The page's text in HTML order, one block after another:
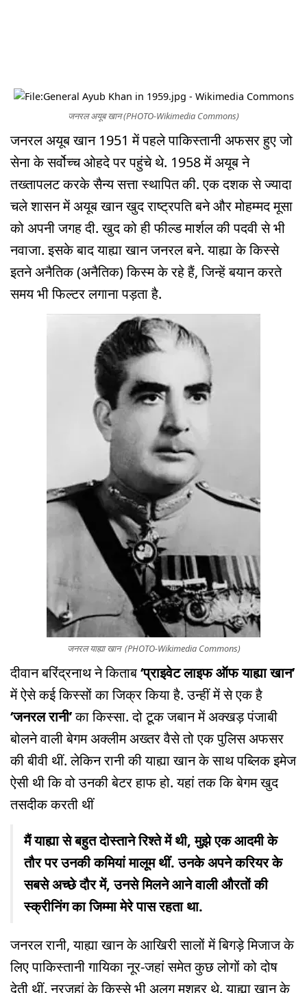
जनरल अयूब खान (PHOTO-Wikimedia Commons)
जनरल अयूब खान 1951 में पहले पाकिस्तानी अफसर हुए जो
सेना के सर्वोच्च ओहदे पर पहुंचे थे. 1958 में अयूब ने
तख्तापलट करके सैन्य सत्ता स्थापित की. एक दशक से ज्यादा
चले शासन में अयूब खान खुद राष्ट्रपति बने और मोहम्मद मूसा
को अपनी जगह दी. खुद को ही फील्ड मार्शल की पदवी से भी
नवाजा. इसके बाद याह्या खान जनरल बने. याह्या के किस्से
इतने अनैतिक (अनैतिक) किस्म के रहे हैं, जिन्हें बयान करते
समय भी फिल्टर लगाना पड़ता है.
जनरल याह्या खान (PHOTO-Wikimedia Commons)
दीवान बरिंद्रनाथ ने किताब‘प्राइवेट लाइफ ऑफ याह्या खान’
में ऐसे कई किस्सों का जिक्र किया है. उन्हीं में से एक है
‘जनरल रानी’का किस्सा. दो टूक जबान में अक्खड़ पंजाबी
बोलने वाली बेगम अक्लीम अख्तर वैसे तो एक पुलिस अफसर
की बीवी थीं. लेकिन रानी की याह्या खान के साथ पब्लिक इमेज
ऐसी थी कि वो उनकी बेटर हाफ हो. यहां तक कि बेगम खुद
तसदीक करती थीं
मैं याह्या से बहुत दोस्ताने रिश्ते में थी, मुझे एक आदमी के
तौर पर उनकी कमियां मालूम थीं. उनके अपने करियर के
सबसे अच्छे दौर में, उनसे मिलने आने वाली औरतों की
स्क्रीनिंग का जिम्मा मेरे पास रहता था.
जनरल रानी, याह्या खान के आखिरी सालों में बिगड़े मिजाज के
लिए पाकिस्तानी गायिका नूर-जहां समेत कुछ लोगों को दोष
देती थीं. नूरजहां के किस्से भी अलग मशहूर थे. याह्या खान के